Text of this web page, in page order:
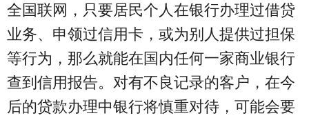
全国联网，只要居民个人在银行办理过借贷
业务、申领过信用卡，或为别人提供过担保
等行为，那么就能在国内任何一家商业银行
查到信用报告。对有不良记录的客户，在今
后的贷款办理中银行将慎重对待，可能会要